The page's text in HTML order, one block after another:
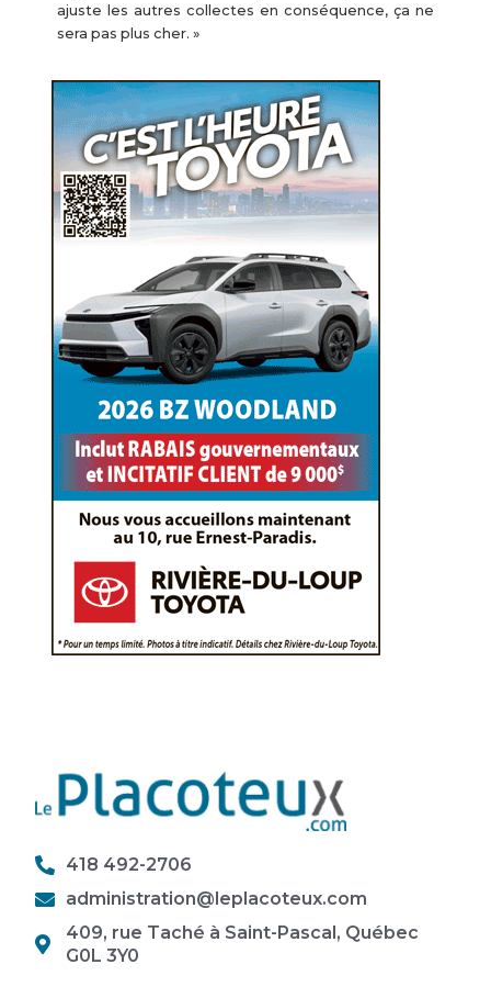
ajuste les autres collectes en conséquence, ça ne
sera pas plus cher. »
418 492-2706
administration@leplacoteux.com
409, rue Taché à Saint-Pascal, Québec
G0L 3Y0